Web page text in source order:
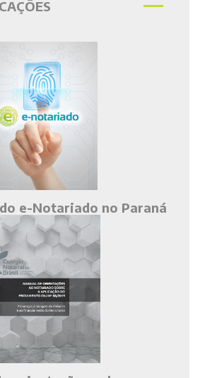
e-Notariado no Paraná